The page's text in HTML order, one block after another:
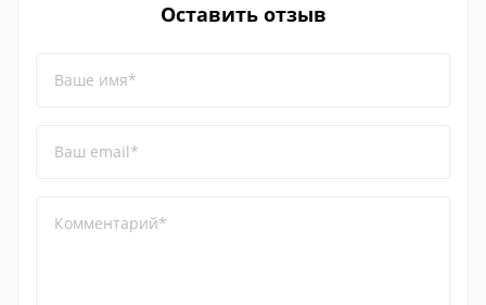
Оставить отзыв
Ваше имя*
Ваш email*
Комментарий*